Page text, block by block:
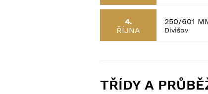
4.
ŘÍJNA
250/601
Divišov
TŘÍDY A